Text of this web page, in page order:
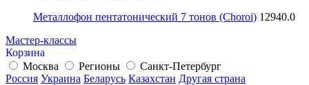
Металлофон пентатонический 7 тонов (Choroi) 12940.0
Мастер-классы
Корзина
Москва
Регионы
Санкт-Петербург
Россия Украина Беларусь Казахстан Другая страна